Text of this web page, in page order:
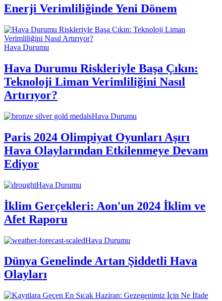
Enerji Verimliliğinde Yeni Dönem
Hava Durumu
Hava Durumu Riskleriyle Başa Çıkın:
Teknoloji Liman Verimliliğini Nasıl
Artırıyor?
Hava Durumu
Paris 2024 Olimpiyat Oyunları Aşırı
Hava Olaylarından Etkilenmeye Devam
Ediyor
Hava Durumu
İklim Gerçekleri: Aon'un 2024 İklim ve
Afet Raporu
Hava Durumu
Dünya Genelinde Artan Şiddetli Hava
Olayları